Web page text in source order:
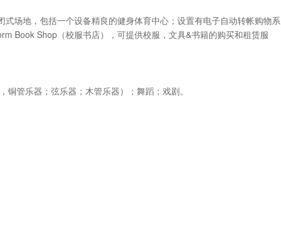
场地，包括一个设备精良的健身体育中心；设置有电子自动转帐购物系
Book Shop（校服书店），可提供校服，文具&书籍的购买和租赁服
管乐器；弦乐器；木管乐器）；舞蹈；戏剧。